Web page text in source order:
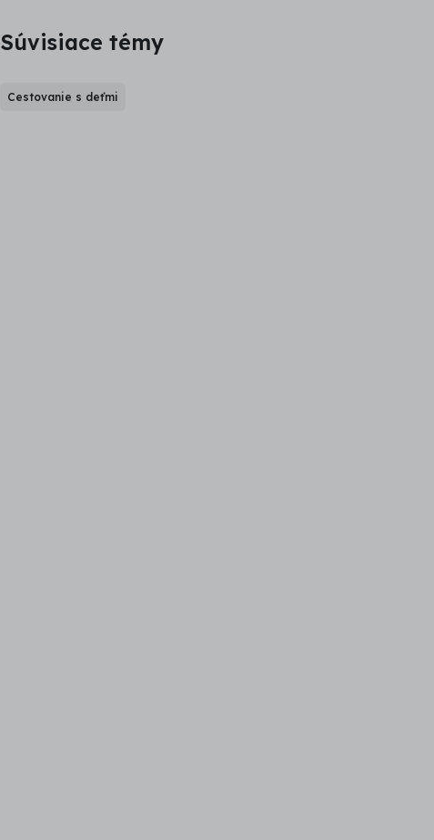
Súvisiace témy
Cestovanie s deťmi